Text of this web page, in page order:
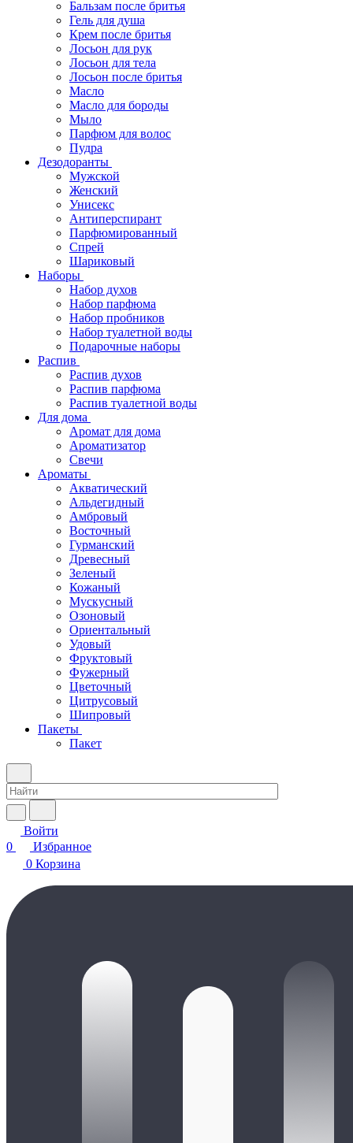
Бальзам после бритья
Гель для душа
Крем после бритья
Лосьон для рук
Лосьон для тела
Лосьон после бритья
Масло
Масло для бороды
Мыло
Парфюм для волос
Пудра
Дезодоранты
Мужской
Женский
Унисекс
Антиперспирант
Парфюмированный
Спрей
Шариковый
Наборы
Набор духов
Набор парфюма
Набор пробников
Набор туалетной воды
Подарочные наборы
Распив
Распив духов
Распив парфюма
Распив туалетной воды
Для дома
Аромат для дома
Ароматизатор
Свечи
Ароматы
Акватический
Альдегидный
Амбровый
Восточный
Гурманский
Древесный
Зеленый
Кожаный
Мускусный
Озоновый
Ориентальный
Удовый
Фруктовый
Фужерный
Цветочный
Цитрусовый
Шипровый
Пакеты
Пакет
Войти
0
Избранное
0 Корзина